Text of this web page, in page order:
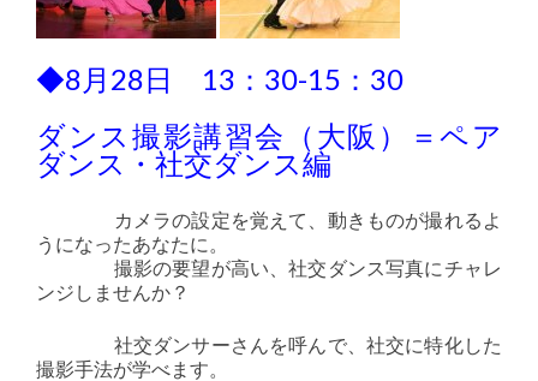
◆8月28日 13：30-15：30
ダンス撮影講習会（大阪）＝ペア
ダンス・社交ダンス編
カメラの設定を覚えて、動きものが撮れるよ
うになったあなたに。
撮影の要望が高い、社交ダンス写真にチャレ
ンジしませんか？
社交ダンサーさんを呼んで、社交に特化した
撮影手法が学べます。